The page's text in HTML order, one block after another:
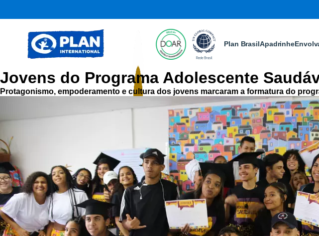
Plan BrasilApadrinhe
Jovens do Programa Adolescente
Protagonismo, empoderamento e cultura dos jovens marcaram a formatura do